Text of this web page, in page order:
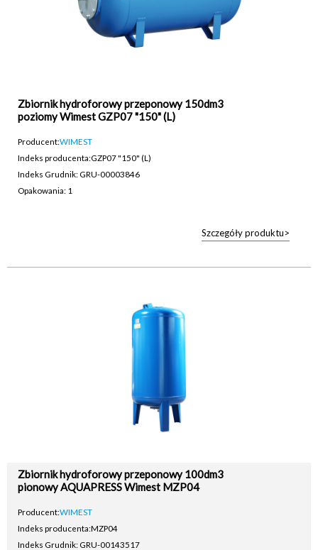
Zbiornik hydroforowy przeponowy 150dm3
poziomy Wimest GZP07 "150" (L)
Producent:WIMEST
Indeks producenta:GZP07 "150" (L)
Indeks Grudnik: GRU-00003846
Opakowania: 1
Szczegóły produktu>
Zbiornik hydroforowy przeponowy 100dm3
pionowy AQUAPRESS Wimest MZP04
Producent:WIMEST
Indeks producenta:MZP04
Indeks Grudnik: GRU-00143517